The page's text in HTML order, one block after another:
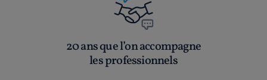
20 ans que l’on accompagne
les professionnels